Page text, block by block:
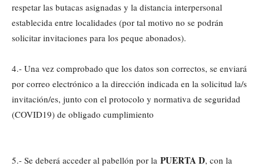
respetar las butacas asignadas y la distancia interpersonal
establecida entre localidades (por tal motivo no se podrán
solicitar invitaciones para los peque abonados).
4.- Una vez comprobado que los datos son correctos, se enviará
por correo electrónico a la dirección indicada en la solicitud la/s
invitación/es, junto con el protocolo y normativa de seguridad
(COVID19) de obligado cumplimiento
5.- Se deberá acceder al pabellón por la PUERTA D, con la